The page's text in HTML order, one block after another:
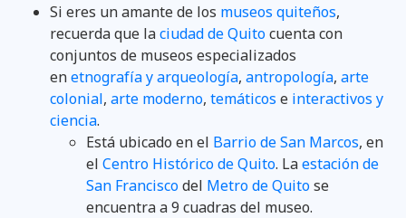
Si eres un amante de los museos quiteños,
recuerda que laciudad de Quitocuenta con
conjuntos de museos especializados
enetnografía y arqueología, antropología, arte
colonial, arte moderno, temáticos e interactivos y
ciencia.
Está ubicado en el Barrio de San Marcos, en
el Centro Histórico de Quito. Laestación de
San Franciscodel Metro de Quitose
encuentra a 9 cuadras del museo.